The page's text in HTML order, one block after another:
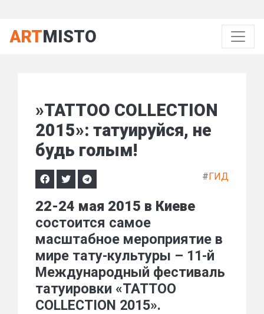
ARTMISTO
»TATTOO COLLECTION
2015»: татуируйся, не
будь голым!
#ГИД
22-24 мая 2015 в Киеве
состоится самое
масштабное мероприятие в
мире тату-культуры – 11-й
Международный фестиваль
татуировки «TATTOO
COLLECTION 2015».